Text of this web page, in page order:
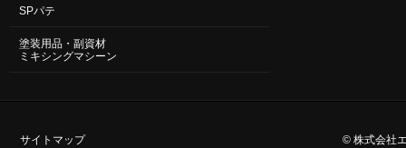
SPパテ
塗装用品・副資材
ミキシングマシーン
サイトマップ © 株式会社